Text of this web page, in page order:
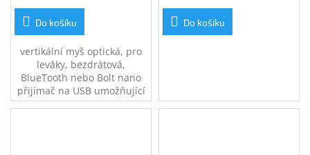
Do košíku
vertikální myš optická, pro
leváky, bezdrátová,
BlueTooth nebo Bolt nano
přijímač na USB umožňující
spárování až se 6
Do košíku